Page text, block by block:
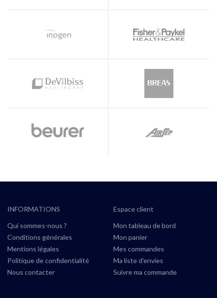
INFORMATIONS
Qui sommes-nous ?
Conditions générales
Mentions légales
Politique de confidentialité
Nous contacter
Espace client
Mon tableau de bord
Mon panier
Mes commandes
Ma liste d'envies
Suivre ma commande